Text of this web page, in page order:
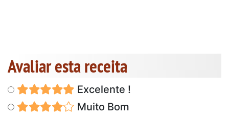
Avaliar esta receita
Excelente !
Muito Bom